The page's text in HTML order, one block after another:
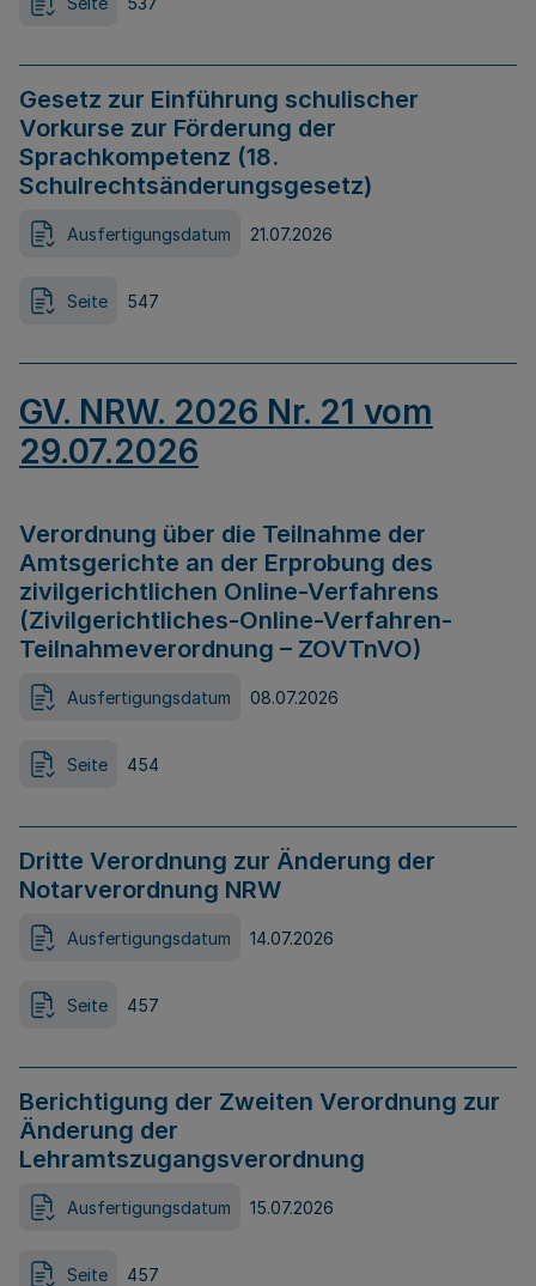
Gesetz zur Einführung schulischer
Vorkurse zur Förderung der
Sprachkompetenz (18.
Schulrechtsänderungsgesetz)
Ausfertigungsdatum 21.07.2026
Seite 547
GV. NRW. 2026 Nr. 21 vom
29.07.2026
Verordnung über die Teilnahme der
Amtsgerichte an der Erprobung des
zivilgerichtlichen Online-Verfahrens
(Zivilgerichtliches-Online-Verfahren-
Teilnahmeverordnung – ZOVTnVO)
Ausfertigungsdatum 08.07.2026
Seite 454
Dritte Verordnung zur Änderung der
Notarverordnung NRW
Ausfertigungsdatum 14.07.2026
Seite 457
Berichtigung der Zweiten Verordnung zur
Änderung der
Lehramtszugangsverordnung
Ausfertigungsdatum 15.07.2026
Seite 457